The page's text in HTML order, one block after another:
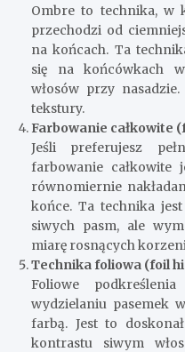
Ombre to technika, w
przechodzi od
na końcach. Ta
się na końcówkach
włosów przy
tekstury.
Farbowanie całkowite
Jeśli preferujesz
farbowanie całkowite
równomiernie
końce. Ta technika
siwych pasm, ale
miarę rosnących
Technika foliowa (foil
Foliowe
wydzielaniu pasemek
farbą. Jest to
kontrastu siwym